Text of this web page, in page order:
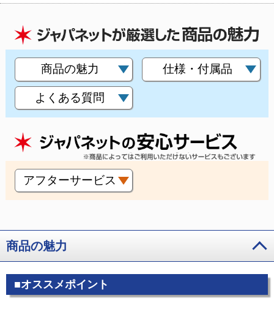
商品の魅力 仕様・付属品
よくある質問
アフターサービス
商品の魅力
■オススメポイント